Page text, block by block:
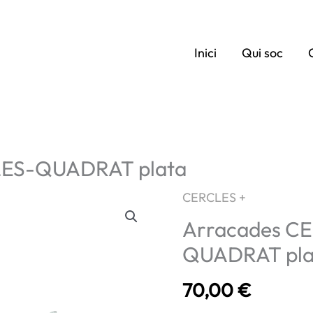
Inici Qui soc
QUADRAT plata
CERCLES +
Arracades
QUADRAT
70,00€